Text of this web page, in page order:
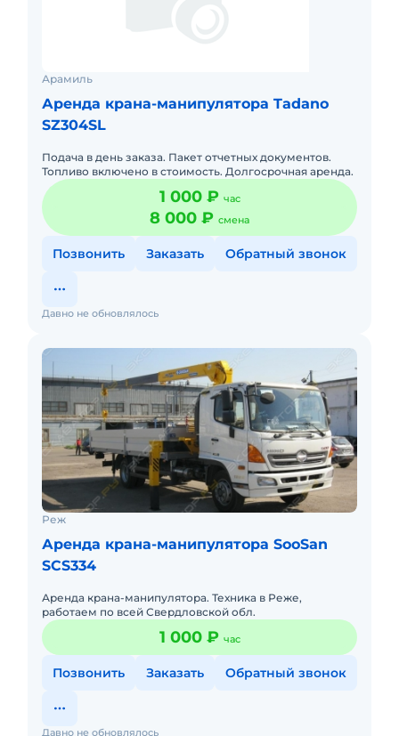
Арамиль
Аренда крана-манипулятора Tadano
SZ304SL
Подача в день заказа. Пакет отчетных документов.
Топливо включено в стоимость. Долгосрочная аренда.
1 000 ₽ час
8 000 ₽ смена
Позвонить Заказать Обратный звонок
Давно не обновлялось
Реж
Аренда крана-манипулятора SooSan
SCS334
Аренда крана-манипулятора. Техника в Реже,
работаем по всей Свердловской обл.
1 000 ₽ час
Позвонить Заказать Обратный звонок
Давно не обновлялось